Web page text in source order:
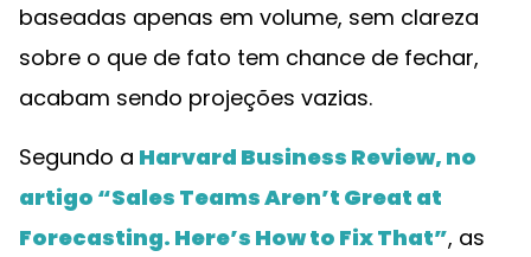
baseadas apenas em volume, sem clareza
sobre o que de fato tem chance de fechar,
acabam sendo projeções vazias.
Segundo a Harvard Business Review, no
artigo “Sales Teams Aren’t Great at
Forecasting. Here’s How to Fix That”, as